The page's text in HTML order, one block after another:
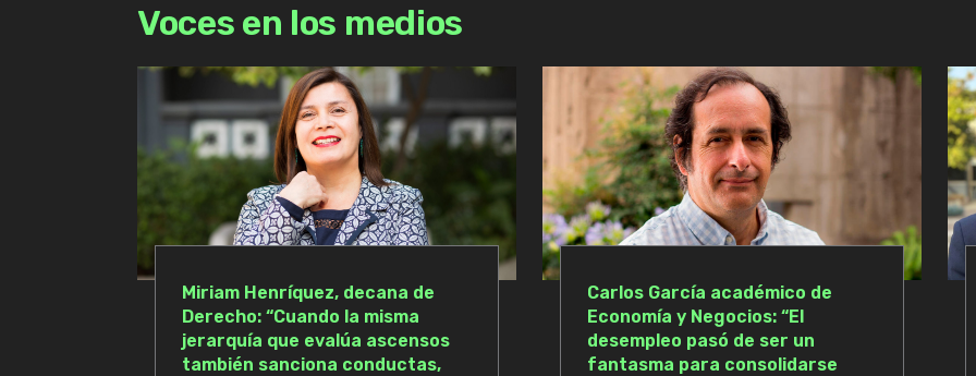
Voces en los medios
Miriam Henríquez, decana de
Derecho: “Cuando la misma
jerarquía que evalúa ascensos
también sanciona conductas,
Carlos García académico de
Economía y Negocios: “El
desempleo pasó de ser un
fantasma para consolidarse